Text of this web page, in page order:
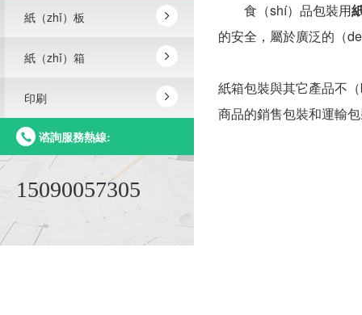
紙（zhǐ）板
紙（zhǐ）箱
印刷
谘詢服務熱線:
15090057305
食（shí）品包裝用
的安全，屬於廣泛的（
紙箱包裝與其它產品不
商品的銷售包裝和運輸